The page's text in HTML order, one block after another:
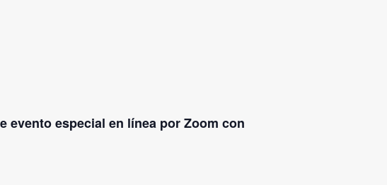
evento especial en línea por Zoom con